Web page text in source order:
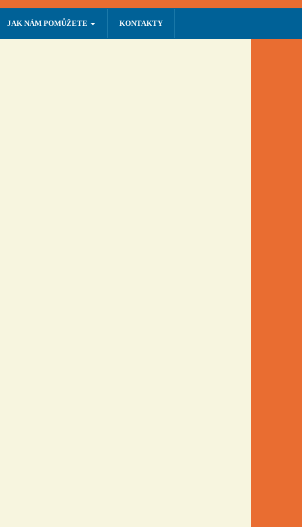
JAK NÁM POMŮŽETE KONTAKTY